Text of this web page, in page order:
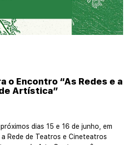
o Encontro “As Redes e a
Artística”
dias 15 e 16 de junho, em
Rede de Teatros e Cineteatros